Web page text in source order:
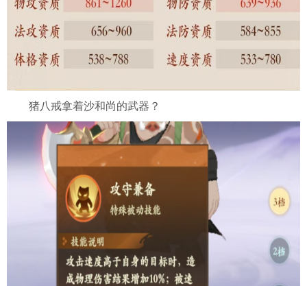
猪八戒拿着沙和尚的武器？